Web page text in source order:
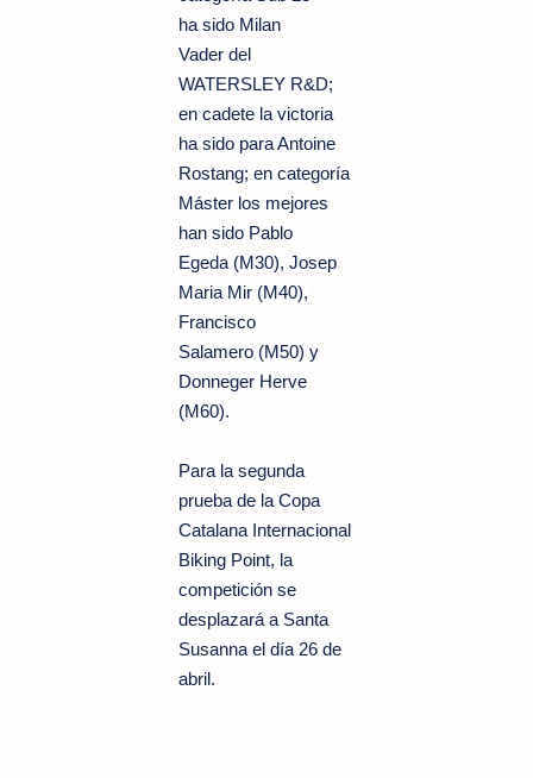
ha sido Milan
Vader del
WATERSLEY R&D;
en cadete la victoria
ha sido para Antoine
Rostang; en categoría
Máster los mejores
han sido Pablo
Egeda (M30), Josep
Maria Mir (M40),
Francisco
Salamero (M50) y
Donneger Herve
(M60).
Para la segunda
prueba de la Copa
Catalana Internacional
Biking Point, la
competición se
desplazará a Santa
Susanna el día 26 de
abril.